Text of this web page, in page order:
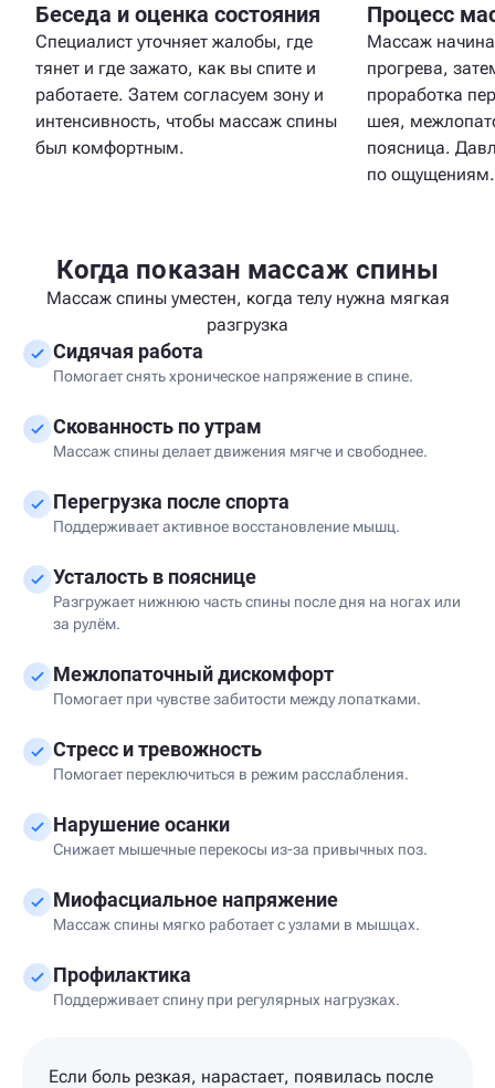
Беседа и оценка состояния
Специалист уточняет жалобы, где
тянет и где зажато, как вы спите и
работаете. Затем согласуем зону и
интенсивность, чтобы массаж спины
был комфортным.
Процесс
Массаж
прогрева,
проработка
шея,
поясница.
по ощущениям.
Когда показан массаж спины
Массаж спины уместен, когда телу нужна мягкая
разгрузка
Сидячая работа
Помогает снять хроническое напряжение в спине.
Скованность по утрам
Массаж спины делает движения мягче и свободнее.
Перегрузка после спорта
Поддерживает активное восстановление мышц.
Усталость в пояснице
Разгружает нижнюю часть спины после дня на ногах или
за рулём.
Межлопаточный дискомфорт
Помогает при чувстве забитости между лопатками.
Стресс и тревожность
Помогает переключиться в режим расслабления.
Нарушение осанки
Снижает мышечные перекосы из-за привычных поз.
Миофасциальное напряжение
Массаж спины мягко работает с узлами в мышцах.
Профилактика
Поддерживает спину при регулярных нагрузках.
Если боль резкая, нарастает, появилась после